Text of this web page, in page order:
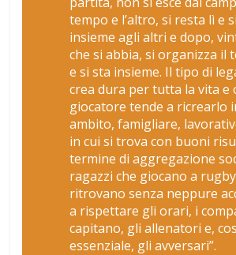
tempo e l’altro, si resta lì e
insieme agli altri e dopo,
che si abbia, si organizza il
e si sta insieme. Il tipo di
crea dura per tutta la vita e
giocatore tende a ricrearlo
ambito, famigliare,
in cui si trova con buoni
termine di aggregazione
ragazzi che giocano a
ritrovano senza neppure
a rispettare gli orari, i
capitano, gli allenatori e,
essenziale, gli avversari”.